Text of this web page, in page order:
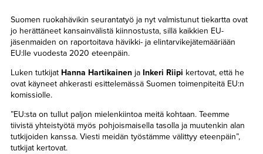
Suomen ruokahävikin seurantatyö ja nyt valmistunut tiekartta ovat
jo herättäneet kansainvälistä kiinnostusta, sillä kaikkien EU-
jäsenmaiden on raportoitava hävikki- ja elintarvikejätemääriään
EU:lle vuodesta 2020 eteenpäin.
Luken tutkijat Hanna Hartikainenja Inkeri Riipi kertovat, että he
ovat käyneet ahkerasti esittelemässä Suomen toimenpiteitä EU:n
komissiolle.
”EU:sta on tullut paljon mielenkiintoa meitä kohtaan. Teemme
tiivistä yhteistyötä myös pohjoismaisella tasolla ja muutenkin alan
tutkijoiden kanssa. Viesti meidän työstämme välittyy eteenpäin”,
tutkijat kertovat.